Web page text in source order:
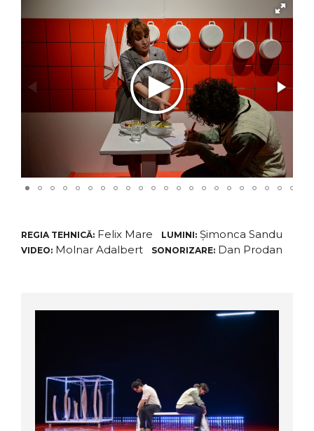
REGIA TEHNICĂ: Felix Mare LUMINI: Șimonca Sandu
VIDEO: Molnar Adalbert SONORIZARE: Dan Prodan